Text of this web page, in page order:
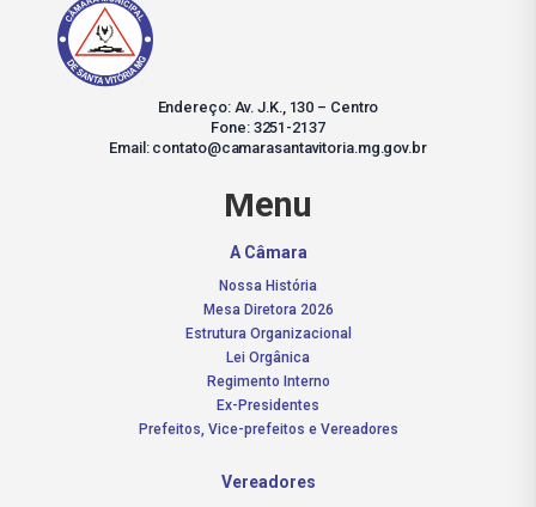
Endereço: Av. J.K., 130 – Centro
Fone: 3251-2137
Email: contato@camarasantavitoria.mg.gov.br
Menu
A Câmara
Nossa História
Mesa Diretora 2026
Estrutura Organizacional
Lei Orgânica
Regimento Interno
Ex-Presidentes
Prefeitos, Vice-prefeitos e Vereadores
Vereadores